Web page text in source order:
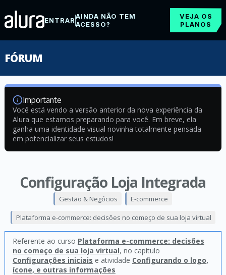
ENTRARAINDA NÃO TEM
ACESSO?
VEJA OS
PLANOS
FÓRUM
Importante
Você está vendo a versão anterior da nova experiência da
Alura que estamos preparando para você. Em breve, ela
ganha uma identidade visual novinha totalmente pensada
em potencializar seus estudos!
Configuração Loja Integrada
Gestão & Negócios E-commerce
Plataforma e-commerce: decisões no começo de sua loja virtual
Referente ao curso Plataforma e-commerce: decisões
no começo de sua loja virtual, no capítulo
Configurações iniciais e atividade Configurando o logo,
ícone, e outras informações